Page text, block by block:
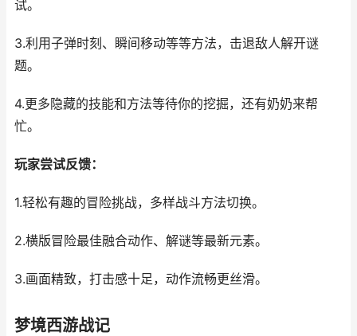
试。
3.利用子弹时刻、瞬间移动等等方法，击退敌人解开谜
题。
4.更多隐藏的技能和方法等待你的挖掘，还有奶奶来帮
忙。
玩家尝试反馈：
1.轻松有趣的冒险挑战，多样战斗方法切换。
2.横版冒险最佳融合动作、解谜等最新元素。
3.画面精致，打击感十足，动作流畅更丝滑。
梦境西游战记